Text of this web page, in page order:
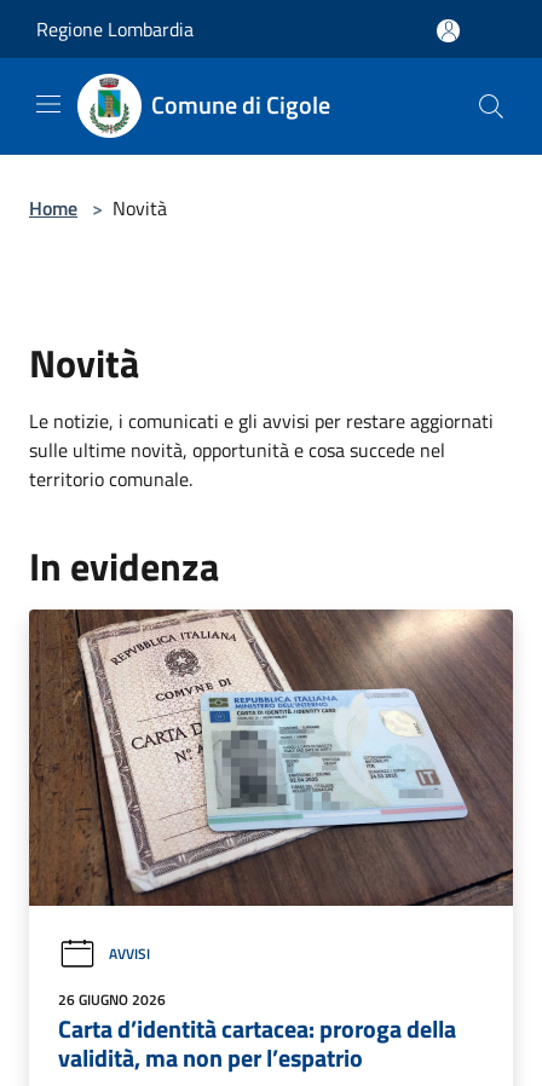
Regione Lombardia
Comune di Cigole
Home > Novità
Novità
Le notizie, i comunicati e gli avvisi per restare aggiornati
sulle ultime novità, opportunità e cosa succede nel
territorio comunale.
In evidenza
AVVISI
26 GIUGNO 2026
Carta d’identità cartacea: proroga della
validità, ma non per l’espatrio